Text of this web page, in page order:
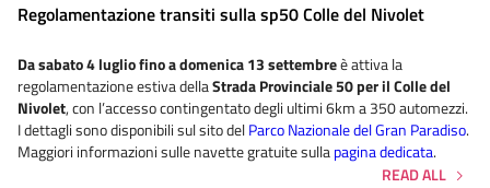
Regolamentazione transiti sulla sp50 Colle del Nivolet
Da sabato 4 lugliofino a domenica 13 settembreè attiva la
regolamentazione estiva dellaStrada Provinciale 50 per il Colle del
Nivolet, con l’accesso contingentato degli ultimi 6km a 350 automezzi.
I dettagli sono disponibili sul sito delParco Nazionale del Gran Paradiso.
Maggiori informazioni sulle navette gratuite sullapagina dedicata.
READ ALL